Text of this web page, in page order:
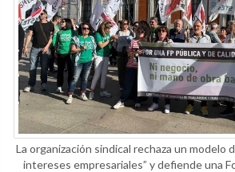
La organización sindical rechaza un modelo
intereses empresariales” y defiende una